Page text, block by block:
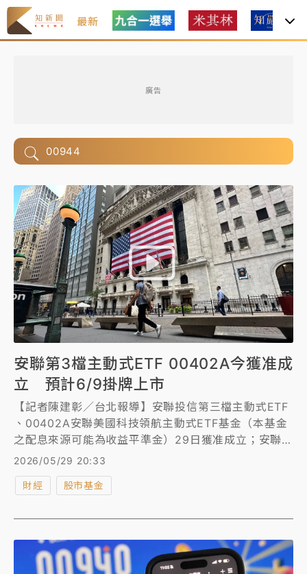
最新
廣告
00944
安聯第3檔主動式ETF 00402A今獲准成
立 預計6/9掛牌上市
【記者陳建彰／台北報導】安聯投信第三檔主動式ETF
、00402A安聯美國科技領航主動式ETF基金（本基金
之配息來源可能為收益平準金）29日獲准成立；安聯
00402A聚焦美國科技成長紅利，預計6月9日掛牌上
2026/05/29 20:33
財經 股市基金